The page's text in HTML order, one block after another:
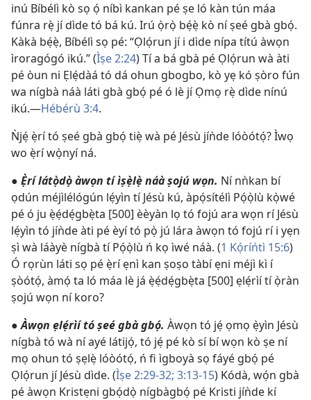
inú Bíbélì kò sọ ọ́ níbì kankan pé ṣe ló kàn tún máa
fúnra rẹ̀ jí dìde tó bá kú. Irú ọ̀rọ̀ bẹ́ẹ̀ kò ní ṣeé gbà gbọ́.
Kàkà bẹ́ẹ̀, Bíbélì sọ pé: “Ọlọ́run jí i dìde nípa títú àwọn
ìroragógó ikú.” (Ìṣe 2:24) Tí a bá gbà pé Ọlọ́run wà àti
pé òun ni Ẹlẹ́dàá tó dá ohun gbogbo, kò yẹ kó ṣòro fún
wa nígbà náà láti gbà gbọ́ pé ó lè jí Ọmọ rẹ̀ dìde nínú
ikú.—Hébérù 3:4.
Ǹjẹ́ ẹ̀rí tó ṣeé gbà gbọ́ tiẹ̀ wà pé Jésù jíǹde lóòótọ́? Ìwọ
wo ẹ̀rí wọ̀nyí ná.
● Ẹ̀rí látọ̀dọ̀ àwọn tí ìṣẹ̀lẹ̀ náà ṣojú wọn. Ní nǹkan bí
ọdún méjìlélógún lẹ́yìn tí Jésù kú, àpọ́sítélì Pọ́ọ̀lù kọ̀wé
pé ó ju ẹ̀ẹ́dẹ́gbẹ̀ta [500] èèyàn lọ tó fojú ara wọn rí Jésù
lẹ́yìn tó jíǹde àti pé èyí tó pọ̀ jú lára àwọn tó fojú rí i yẹn
ṣì wà láàyè nígbà tí Pọ́ọ̀lù ń kọ ìwé náà. (1 Kọ́ríńtì 15:6)
Ó rọrùn láti sọ pé ẹ̀rí ẹnì kan ṣoṣo tàbí ẹni méjì kì í
ṣòótọ́, àmọ́ ta ló máa lè já ẹ̀ẹ́dẹ́gbẹ̀ta [500] ẹlẹ́rìí tí ọ̀ràn
ṣojú wọn ní koro?
●Àwọn ẹlẹ́rìí tó ṣeé gbà gbọ́. Àwọn tó jẹ́ ọmọ ẹ̀yìn Jésù
nígbà tó wà ní ayé látijọ́, tó jẹ́ pé kò sí bí wọn kò ṣe ní
mọ ohun tó ṣẹlẹ̀ lóòótọ́, ń fi ìgboyà sọ fáyé gbọ́ pé
Ọlọ́run jí Jésù dìde. (Ìṣe 2:29-32; 3:13-15) Kódà, wọ́n gbà
pé àwọn Kristẹni gbọ́dọ̀ nígbàgbọ́ pé Kristi jíǹde kí